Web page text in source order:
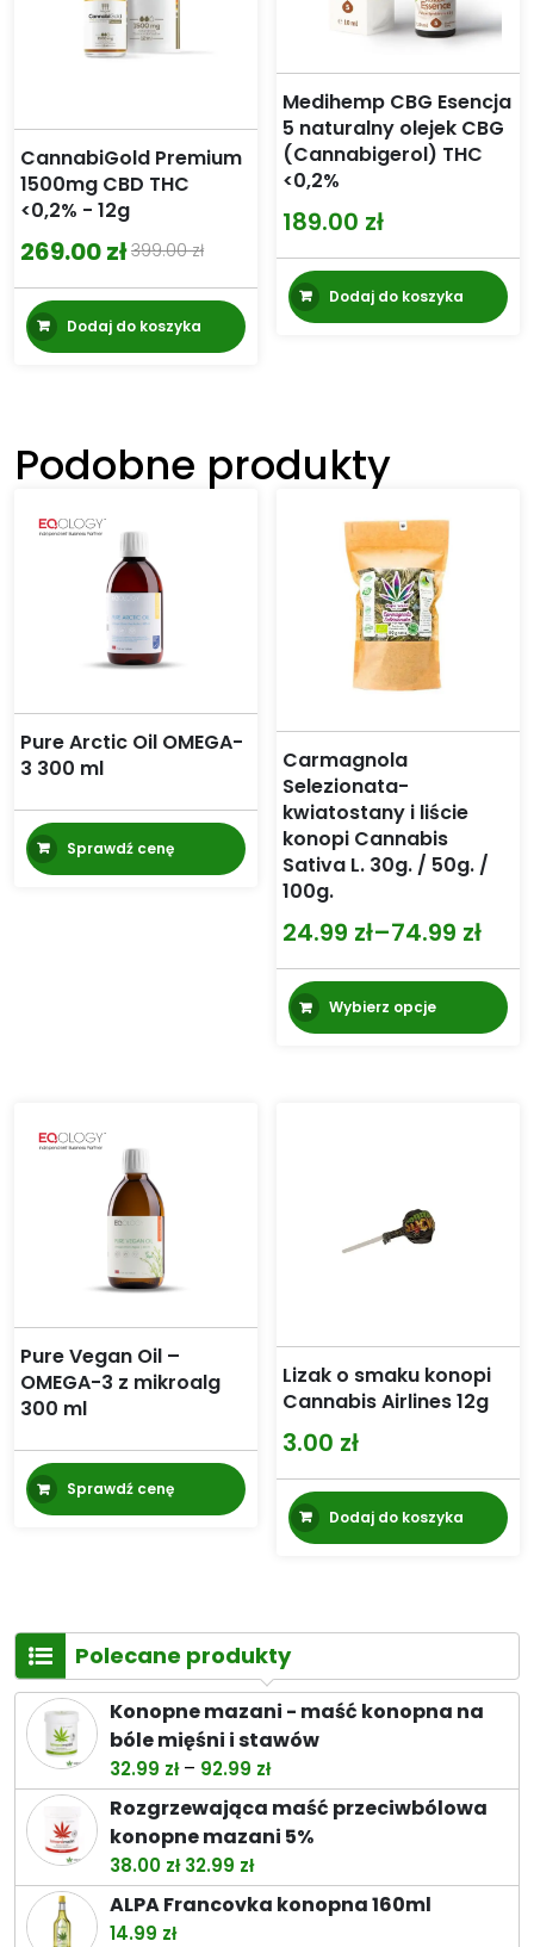
CannabiGold Premium
1500mg CBD THC
<0,2% - 12g
399.00zł
Pierwotna
cena
wynosiła:
269.00zł
Aktualna
cena
wynosi:Dodaj do koszyka
Medihemp CBG Esencja
5 naturalny olejek CBG
(Cannabigerol) THC
<0,2%
189.00 zł
Dodaj do koszyka
Podobne produkty
Pure Arctic Oil OMEGA-
3 300 ml
Sprawdź cenę
Carmagnola
Selezionata-
kwiatostany i liście
konopi Cannabis
Sativa L. 30g. / 50g. /
100g.
24.99 zł–74.99 zł
Zakres
cen:
od
Wybierz opcje
Pure Vegan Oil –
OMEGA-3 z mikroalg
300 ml
Sprawdź cenę
Lizak o smaku konopi
Cannabis Airlines 12g
3.00 zł
Dodaj do koszyka
Polecane produkty
Konopne mazani - maść konopna na
bóle mięśni i stawów
32.99 zł – 92.99 złZakres
cen:
od
32.99 zł
do
92.99 zł
Rozgrzewająca maść przeciwbólowa
konopne mazani 5%
38.00 zł Pierwotna
cena
wynosiła:
32.99 złAktualna
cena
wynosi:
ALPA Francovka konopna 160ml
14.99 zł